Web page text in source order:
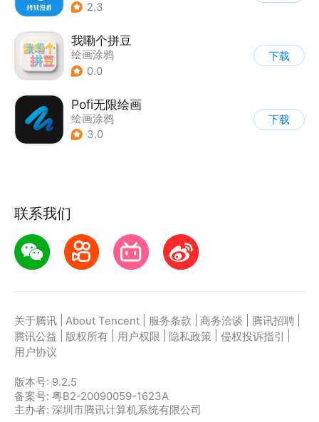
2.3
我嘞个拼豆
绘画涂鸦
0.0
下载
Pofi无限绘画
绘画涂鸦
3.0
下载
联系我们
关于腾讯 About Tencent 服务条款 商务洽谈 腾讯招聘
腾讯公益
版权所有 用户权限 隐私政策 侵权投诉指引
用户协议
版本号: 9.2.5
备案号: 粤B2-20090059-1623A
主办者: 深圳市腾讯计算机系统有限公司